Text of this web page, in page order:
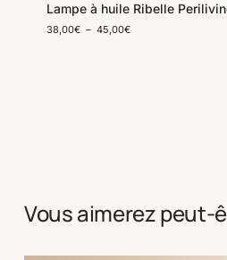
Lampe à huile Ribelle
38,00€ – 45,00€Plage
Vous aimerez peut-